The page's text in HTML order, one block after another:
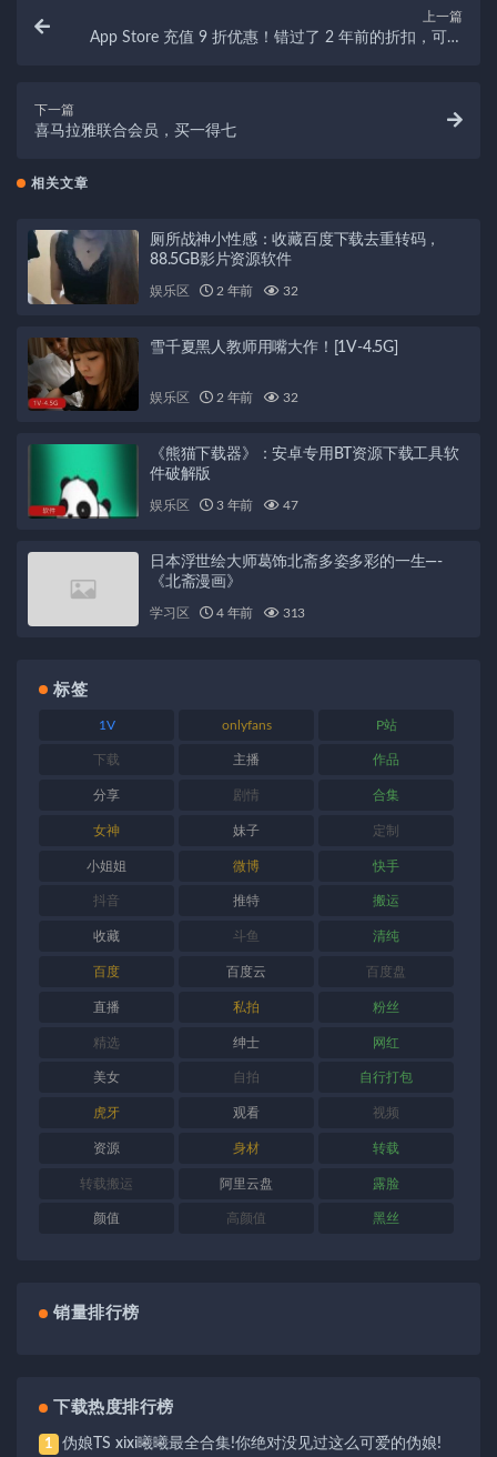
上一篇
App Store 充值 9 折优惠！错过了 2 年前的折扣，可别
下一篇
喜马拉雅联合会员，买一得七
相关文章
厕所战神小性感：收藏百度下载去重转码，
88.5GB影片资源软件
娱乐区 2 年前 32
雪千夏黑人教师用嘴大作！[1V-4.5G]
娱乐区 2 年前 32
《熊猫下载器》：安卓专用BT资源下载工具软
件破解版
娱乐区 3 年前 47
日本浮世绘大师葛饰北斋多姿多彩的一生—-
《北斋漫画》
学习区 4 年前 313
标签
1V onlyfans P站
下载 主播 作品
分享 剧情 合集
女神 妹子 定制
小姐姐 微博 快手
抖音 推特 搬运
收藏 斗鱼 清纯
百度 百度云 百度盘
直播 私拍 粉丝
精选 绅士 网红
美女 自拍 自行打包
虎牙 观看 视频
资源 身材 转载
转载搬运 阿里云盘 露脸
颜值 高颜值 黑丝
销量排行榜
下载热度排行榜
1 伪娘TS xixi曦曦最全合集!你绝对没见过这么可爱的伪娘!